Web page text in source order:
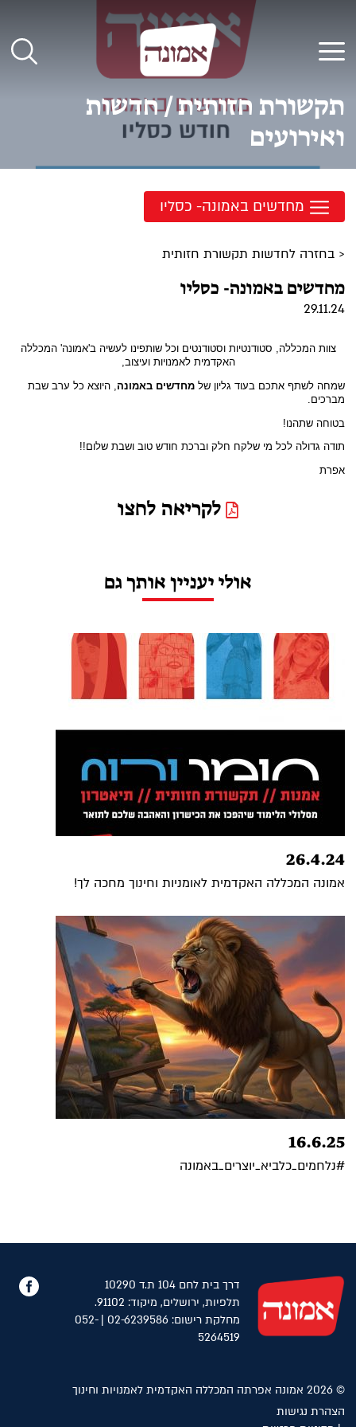
לתוכן
תקשורת חזותית / חדשות
ואירועים
מחדשים באמונה- כסליו
< בחזרה לחדשות תקשורת חזותית
מחדשים באמונה- כסליו
29.11.24
צוות המכללה, סטודנטיות וסטודנטים וכל שותפינו לעשיה ב'אמונה' המכללה
האקדמית לאמנויות ועיצוב,
שמחה לשתף אתכם בעוד גליון של מחדשים באמונה , היוצא כל ערב שבת
מברכים.
בטוחה שתהנו!
תודה גדולה לכל מי שלקח חלק וברכת חודש טוב ושבת שלום!!
אפרת
לקריאה לחצו
אולי יעניין אותך גם
26.4.24
אמונה המכללה האקדמית לאומניות וחינוך מחכה לך!
16.6.25
#נלחמים_כלביא_יוצרים_באמונה
דרך בית לחם 104 ת.ד 10290
תלפיות, ירושלים, מיקוד: 91102.
מחלקת רישום: 02-6239586 | 052-
5264519
© 2026 אמונה אפרתה המכללה האקדמית לאמנויות וחינוך
הצהרת נגישות